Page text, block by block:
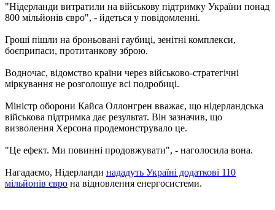
"Нідерланди витратили на військову підтримку України понад
800 мільйонів євро", - йдеться у повідомленні.
Гроші пішли на броньовані гаубиці, зенітні комплекси,
боєприпаси, протитанкову зброю.
Водночас, відомство країни через військово-стратегічні
міркування не розголошує всі подробиці.
Міністр оборони Кайса Оллонгрен вважає, що нідерландська
військова підтримка дає результат. Він зазначив, що
визволення Херсона продемонструвало це.
"Це ефект. Ми повинні продовжувати", - наголосила вона.
Нагадаємо, Нідерланди нададуть Україні додаткові 110
мільйонів євро на відновлення енергосистеми.